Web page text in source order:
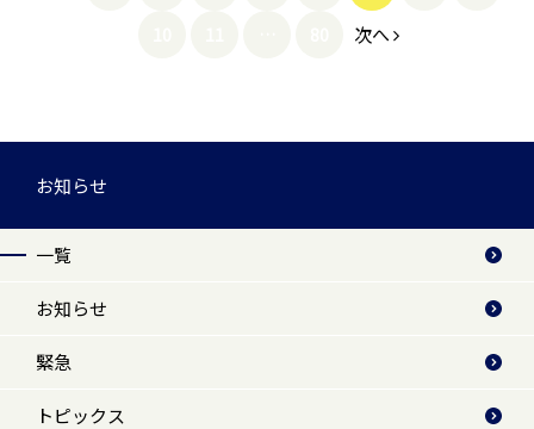
次へ
お知らせ
一覧
お知らせ
緊急
トピックス